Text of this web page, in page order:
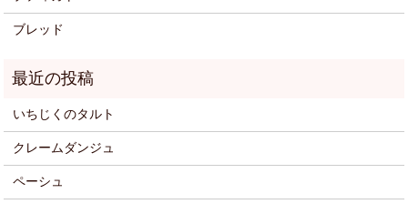
ブレッド
いちじくのタルト
クレームダンジュ
ペーシュ